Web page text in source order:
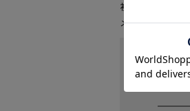
初めてご利用の
メールアドレス